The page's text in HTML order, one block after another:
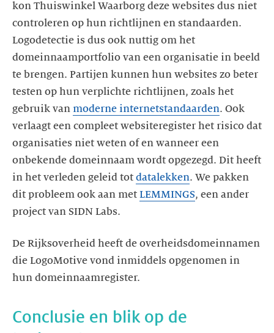
kon Thuiswinkel Waarborg deze websites dus niet
controleren op hun richtlijnen en standaarden.
Logodetectie is dus ook nuttig om het
domeinnaamportfolio van een organisatie in beeld
te brengen. Partijen kunnen hun websites zo beter
testen op hun verplichte richtlijnen, zoals het
gebruik van moderne internetstandaarden. Ook
verlaagt een compleet websiteregister het risico dat
organisaties niet weten of en wanneer een
onbekende domeinnaam wordt opgezegd. Dit heeft
in het verleden geleid tot datalekken. We pakken
dit probleem ook aan met LEMMINGS, een ander
De Rijksoverheid heeft de overheidsdomeinnamen
die LogoMotive vond inmiddels opgenomen in
Conclusie en blik op de